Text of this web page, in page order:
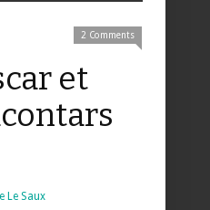
2 Comments
et
Le Saux